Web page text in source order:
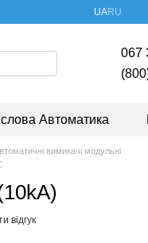
UARU
067
Автоматика
вимикачі модульні
відгук